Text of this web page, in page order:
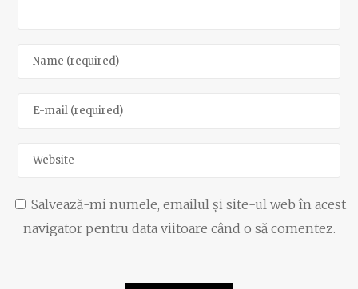
Salvează-mi numele, emailul și site-ul web în acest
navigator pentru data viitoare când o să comentez.